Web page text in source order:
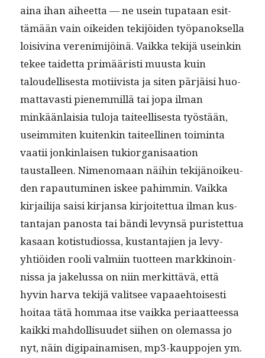
aina ihan aiheet­ta — ne usein tupataan esit­
tämään vain oikei­den tek­i­jöi­den työ­panok­sel­la
loisiv­ina veren­im­i­jöinä. Vaik­ka tek­i­jä useinkin
tekee taidet­ta primääristi muus­ta kuin
taloudel­lis­es­ta moti­ivista ja siten pär­jäisi huo­
mat­tavasti pienem­mil­lä tai jopa ilman
minkään­laisia tulo­ja taiteel­lis­es­ta työstään,
useim­miten kuitenkin taiteelli­nen toim­inta
vaatii jonkin­laisen tukior­gan­isaa­tion
taustalleen. Nimeno­maan näi­hin tek­i­jänoikeu­
den rapau­tu­mi­nen iskee pahim­min. Vaik­ka
kir­jail­i­ja saisi kir­jansa kir­joitet­tua ilman kus­
tan­ta­jan panos­ta tai bän­di levyn­sä puris­tet­tua
kasaan kotis­tu­dios­sa, kus­tan­ta­jien ja levy-
yhtiöi­den rooli valmi­in tuot­teen markki­noin­
nis­sa ja jakelus­sa on niin merkit­tävä, että
hyvin har­va tek­i­jä val­it­see vapaae­htois­es­ti
hoitaa tätä hom­maa itse vaik­ka peri­aat­teessa
kaik­ki mah­dol­lisu­udet siihen on ole­mas­sa jo
nyt, näin digi­painamisen, mp3-kaup­po­jen ym.